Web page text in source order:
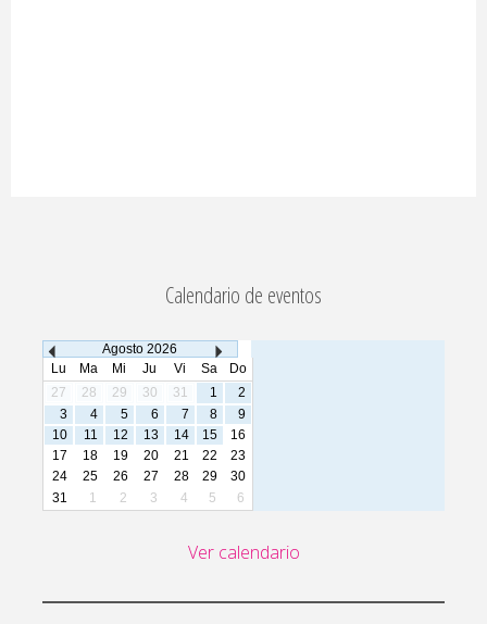
Calendario de eventos
Agosto 2026
Lu
Ma Mi Ju Vi Sa
Do
27
28 29 30 31 1
2
3
4 5 6 7 8
9
10
11 12 13 14 15
16
17
18 19 20 21 22
23
24
25 26 27 28 29
30
31
1 2 3 4 5 6
Ver calendario